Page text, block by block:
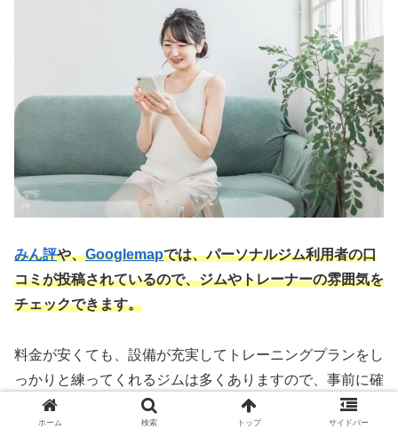
みん評や、Googlemapでは、パーソナルジム利用者の口
コミが投稿されているので、ジムやトレーナーの雰囲気を
チェックできます。
料金が安くても、設備が充実してトレーニングプランをし
っかりと練ってくれるジムは多くありますので、事前に確
認するといいでしょう。
ホーム 検索 トップ サイドバー